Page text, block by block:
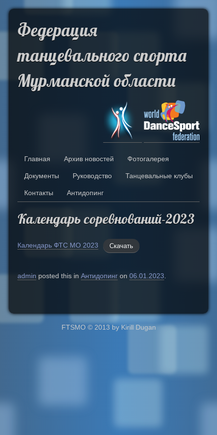
Skip to Content
Федерация
танцевального спорта
Мурманской области
Главная Архив новостей Фотогалерея
Документы Руководство Танцевальные клубы
Контакты Антидопинг
Календарь соревнований-2023
Календарь ФТС МО 2023 Скачать
admin posted this in Антидопингon 06.01.2023
FTSMO © 2013 by Kirill Dugan